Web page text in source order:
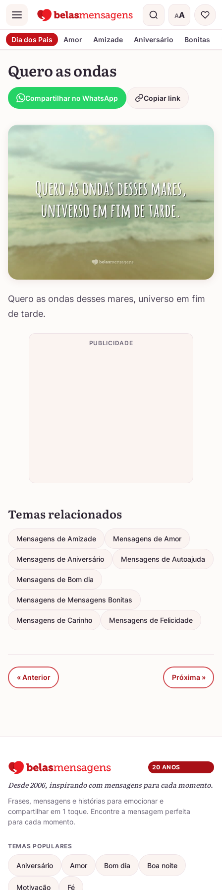
Menu AA
Tamanho do
Dia dos Pais Amor Amizade Aniversário Bonitas
Quero as ondas
Compartilhar no WhatsApp Copiar link
Quero as ondas desses mares, universo em fim
de tarde.
PUBLICIDADE
Temas relacionados
Mensagens de Amizade Mensagens de Amor
Mensagens de Aniversário Mensagens de Autoajuda
Mensagens de Bom dia
Mensagens de Mensagens Bonitas
Mensagens de Carinho Mensagens de Felicidade
« Anterior Próxima »
20 ANOS
Desde 2006, inspirando com mensagens para cada momento.
Frases, mensagens e histórias para emocionar e
compartilhar em 1 toque. Encontre a mensagem perfeita
para cada momento.
TEMAS POPULARES
Aniversário Amor Bom dia Boa noite
Motivação Fé